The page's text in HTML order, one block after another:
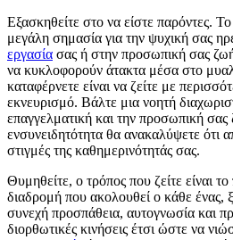
Εξασκηθείτε στο να είστε παρόντες.
μεγάλη σημασία για την ψυχική σας
εργασία σας ή στην προσωπική σας
να κυκλοφορούν άτακτα μέσα στο
καταφέρνετε είναι να ζείτε με
εκνευρισμό. Βάλτε μια νοητή
επαγγελματική και την προσωπική
ενσυνειδητότητα θα ανακαλύψετε ότι
στιγμές της καθημερινότητάς σας.
Θυμηθείτε, ο τρόπος που ζείτε είναι
διαδρομή που ακολουθεί ο κάθε ένας,
συνεχή προσπάθεια, αυτογνωσία και
διορθωτικές κινήσεις έτσι ώστε να